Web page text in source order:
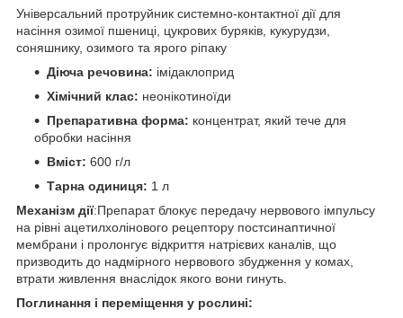
Універсальний протруйник системно-контактної дії для
насіння озимої пшениці, цукрових буряків, кукурудзи,
соняшнику, озимого та ярого ріпаку
Діюча речовина: імідаклоприд
Хімічний клас: неонікотиноїди
Препаративна форма: концентрат, який тече для
обробки насіння
Вміст: 600 г/л
Тарна одиниця: 1 л
Механізм дії:Препарат блокує передачу нервового імпульсу
на рівні ацетилхолінового рецептору постсинаптичної
мембрани і пролонгує відкриття натрієвих каналів, що
призводить до надмірного нервового збудження у комах,
втрати живлення внаслідок якого вони гинуть.
Поглинання і переміщення у рослині: